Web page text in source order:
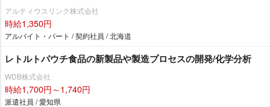
アルティウスリンク株式会社
時給1,350円
アルバイト・パート / 契約社員 / 北海道
レトルトパウチ食品の新製品や製造プロセスの開発/化学分析
WDB株式会社
時給1,700円～1,740円
派遣社員 / 愛知県